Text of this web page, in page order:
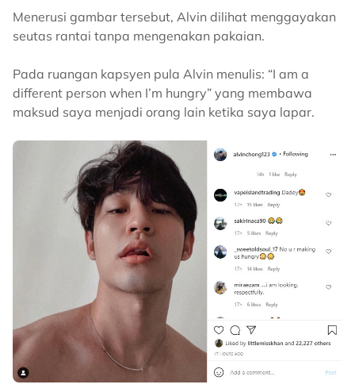
Menerusi gambar tersebut, Alvin dilihat menggayakan
seutas rantai tanpa mengenakan pakaian.
Pada ruangan kapsyen pula Alvin menulis: “I am a
different person when I’m hungry” yang membawa
maksud saya menjadi orang lain ketika saya lapar.